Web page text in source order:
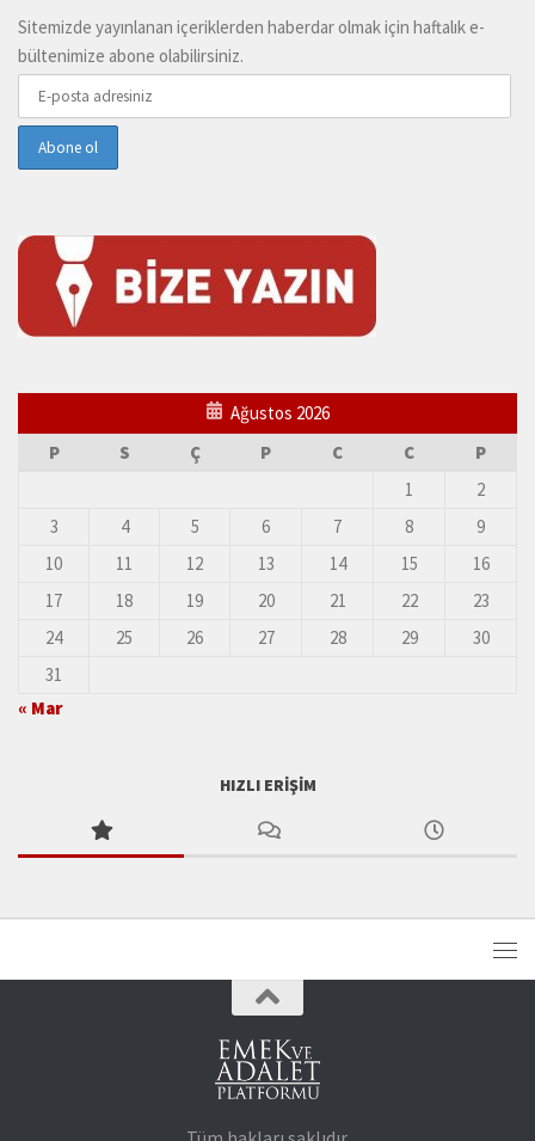
Sitemizde yayınlanan içeriklerden haberdar olmak için haftalık e-
bültenimize abone olabilirsiniz.
Ağustos 2026
P
S Ç P C C
P
1
2
3
4 5 6 7 8
9
10
11 12 13 14 15
16
17
18 19 20 21 22
23
24
25 26 27 28 29
30
31
« Mar
HIZLI ERIŞIM